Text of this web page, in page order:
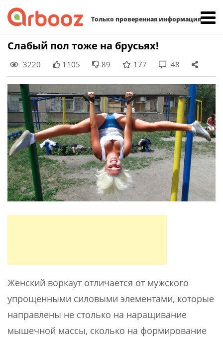
Только проверенная информация
Skip
content
Слабый пол тоже на брусьях!
3220 1105 89 177 48
Женский воркаут отличается от мужского
упрощенными силовыми элементами, которые
направлены не столько на наращивание
мышечной массы, сколько на формирование
Найти: